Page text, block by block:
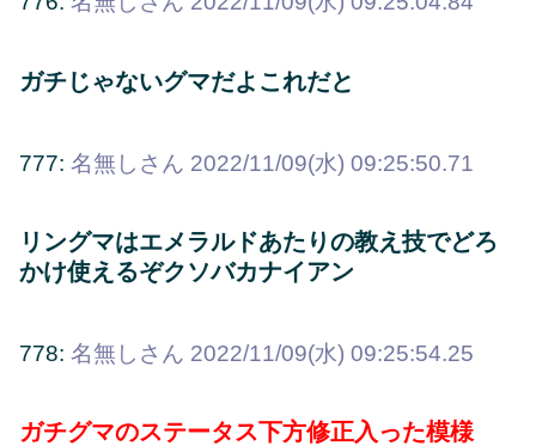
ガチじゃないグマだよこれだと
777: 名無しさん 2022/11/09(水) 09:25:50.71
リングマはエメラルドあたりの教え技でどろ
かけ使えるぞクソバカナイアン
778: 名無しさん 2022/11/09(水) 09:25:54.25
ガチグマのステータス下方修正入った模様